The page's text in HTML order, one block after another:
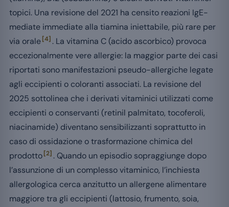
topici. Una revisione del 2021 ha censito reazioni IgE-
mediate immediate alla tiamina iniettabile, più rare per
via orale[4] . La vitamina C (acido ascorbico) provoca
eccezionalmente vere allergie: la maggior parte dei casi
riportati sono manifestazioni pseudo-allergiche legate
agli eccipienti o coloranti associati. La revisione del
2025 sottolinea che i derivati vitaminici utilizzati come
eccipienti o conservanti (retinil palmitato, tocoferoli,
niacinamide) diventano sensibilizzanti soprattutto in
caso di ossidazione o trasformazione chimica del
prodotto[2] . Quando un episodio sopraggiunge dopo
l’assunzione di un complesso vitaminico, l’inchiesta
allergologica cerca anzitutto un allergene alimentare
maggiore tra gli eccipienti (lattosio, frumento, soia,